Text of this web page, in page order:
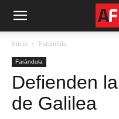
Inicio Farándula
Farándula
Defienden
de Galilea